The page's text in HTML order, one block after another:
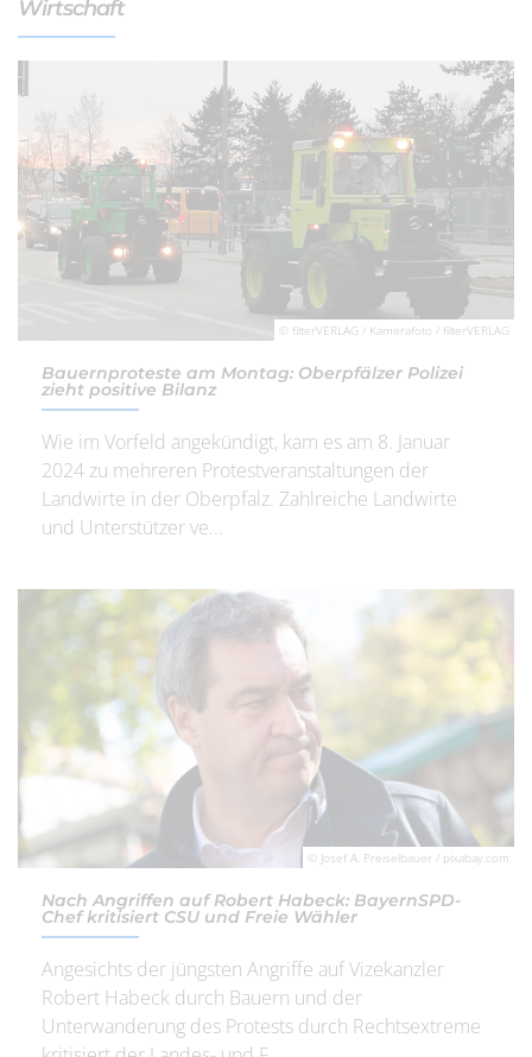
Wirtschaft
© filterVERLAG / Kamerafoto / filterVERLAG
Bauernproteste am Montag: Oberpfälzer Polizei
zieht positive Bilanz
Wie im Vorfeld angekündigt, kam es am 8. Januar
2024 zu mehreren Protestveranstaltungen der
Landwirte in der Oberpfalz. Zahlreiche Landwirte
und Unterstützer ve...
© Josef A. Preiselbauer / pixabay.com
Nach Angriffen auf Robert Habeck: BayernSPD-
Chef kritisiert CSU und Freie Wähler
Angesichts der jüngsten Angriffe auf Vizekanzler
Robert Habeck durch Bauern und der
Unterwanderung des Protests durch Rechtsextreme